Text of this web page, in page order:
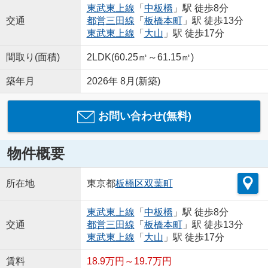
交通
東武東上線 「 中板橋 」駅 徒歩8分
都営三田線 「 板橋本町」駅 徒歩13分
東武東上線 「 大山 」駅 徒歩17分
間取り(面積) 2LDK(60.25㎡～61.15㎡)
築年月 2026年 8月(新築)
お問い合わせ(無料)
物件概要
所在地 東京都板橋区双葉町
交通
東武東上線 「 中板橋 」駅 徒歩8分
都営三田線 「 板橋本町」駅 徒歩13分
東武東上線 「 大山 」駅 徒歩17分
賃料 18.9万円～19.7万円